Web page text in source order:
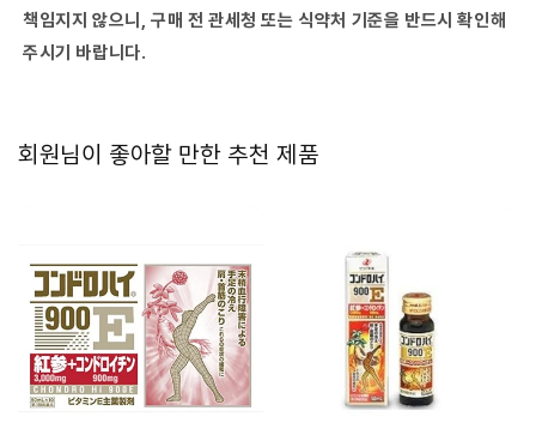
책임지지 않으니, 구매 전 관세청 또는 식약처 기준을 반드시 확인해
주시기 바랍니다.
회원님이 좋아할 만한 추천 제품